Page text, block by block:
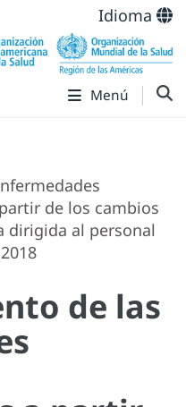
Idioma
Menú
de los cambios
dirigida al personal
de las